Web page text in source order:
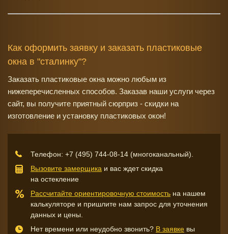
Как оформить заявку и заказать пластиковые
окна в "сталинку"?
Заказать пластиковые окна можно любым из
нижеперечисленных способов. Заказав наши услуги через
сайт, вы получите приятный сюрприз - скидки на
изготовление и установку пластиковых окон!
Телефон: +7 (495) 744-08-14 (многоканальный).
Вызовите замерщика и вас ждет скидка
на остекление
Рассчитайте ориентировочную стоимость на нашем
калькуляторе и пришлите нам запрос для уточнения
данных и цены.
Нет времени или неудобно звонить? В заявке вы